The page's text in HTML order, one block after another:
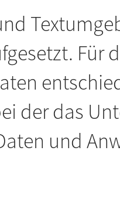
Für
der das
und